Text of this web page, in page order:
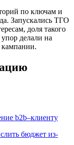
по ключам и
Запускались ТГО
доля такого
делали на
кампании.
b2b–клиенту
бюджет из-